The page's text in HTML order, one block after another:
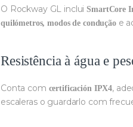
O Rockway GL incluiSmartCore
quilómetros, modos de conduçãoe
Resistência à água e
Conta com certificación IPX4,
escaleras o guardarlo com